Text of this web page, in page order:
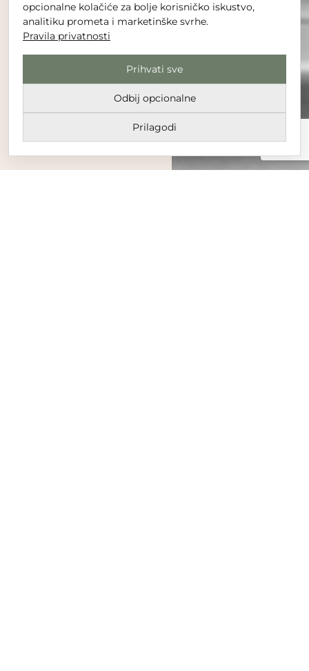
opcionalne kolačiće za bolje korisničko iskustvo,
analitiku prometa i marketinške svrhe.
Pravila privatnosti
Prihvati sve
Odbij opcionalne
Prilagodi